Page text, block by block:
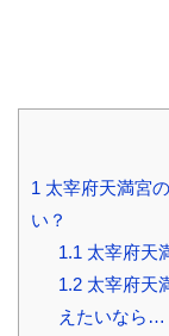
1 太宰府天満宮
い？
1.1 太宰府天
1.2太宰府天
えたいなら…